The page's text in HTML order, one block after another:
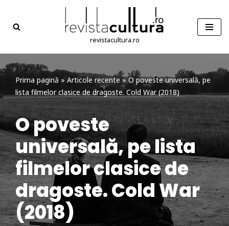
Sari
conținut
revistacultura.ro
Prima pagină » Articole recente »O poveste universală, pe
lista filmelor clasice de dragoste. Cold War (2018)
O poveste
universală, pe lista
filmelor clasice de
dragoste. Cold War
(2018)